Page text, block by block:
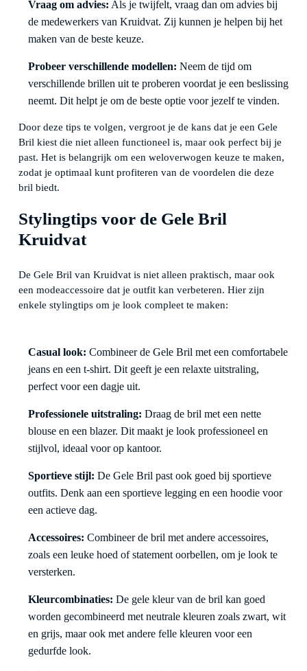
Vraag om advies: Als je twijfelt, vraag dan om advies bij
de medewerkers van Kruidvat. Zij kunnen je helpen bij het
maken van de beste keuze.
Probeer verschillende modellen: Neem de tijd om
verschillende brillen uit te proberen voordat je een beslissing
neemt. Dit helpt je om de beste optie voor jezelf te vinden.
Door deze tips te volgen, vergroot je de kans dat je een Gele
Bril kiest die niet alleen functioneel is, maar ook perfect bij je
past. Het is belangrijk om een weloverwogen keuze te maken,
zodat je optimaal kunt profiteren van de voordelen die deze
bril biedt.
Stylingtips voor de Gele Bril
Kruidvat
De Gele Bril van Kruidvat is niet alleen praktisch, maar ook
een modeaccessoire dat je outfit kan verbeteren. Hier zijn
enkele stylingtips om je look compleet te maken:
Casual look: Combineer de Gele Bril met een comfortabele
jeans en een t-shirt. Dit geeft je een relaxte uitstraling,
perfect voor een dagje uit.
Professionele uitstraling: Draag de bril met een nette
blouse en een blazer. Dit maakt je look professioneel en
stijlvol, ideaal voor op kantoor.
Sportieve stijl: De Gele Bril past ook goed bij sportieve
outfits. Denk aan een sportieve legging en een hoodie voor
een actieve dag.
Accessoires: Combineer de bril met andere accessoires,
zoals een leuke hoed of statement oorbellen, om je look te
versterken.
Kleurcombinaties: De gele kleur van de bril kan goed
worden gecombineerd met neutrale kleuren zoals zwart, wit
en grijs, maar ook met andere felle kleuren voor een
gedurfde look.